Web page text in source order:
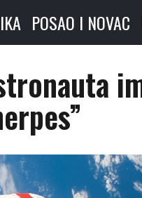
POSAO I NOVAC